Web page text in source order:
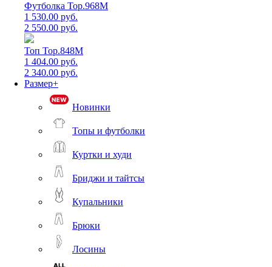
Футболка Top.968M
1 530.00 руб.
2 550.00 руб.
Топ Top.848M
1 404.00 руб.
2 340.00 руб.
Размер+
Новинки
Топы и футболки
Куртки и худи
Бриджи и тайтсы
Купальники
Брюки
Лосины